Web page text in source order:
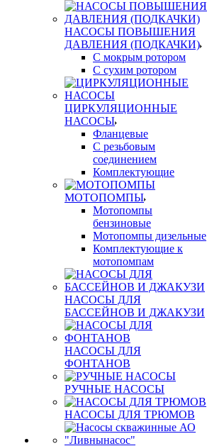
НАСОСЫ ПОВЫШЕНИЯ
ДАВЛЕНИЯ (ПОДКАЧКИ)
С мокрым ротором
С сухим ротором
ЦИРКУЛЯЦИОННЫЕ
НАСОСЫ
Фланцевые
С резьбовым
соединением
Комплектующие
МОТОПОМПЫ
Мотопомпы
бензиновые
Мотопомпы дизельные
Комплектующие к
мотопомпам
НАСОСЫ ДЛЯ
БАССЕЙНОВ И ДЖАКУЗИ
НАСОСЫ ДЛЯ
ФОНТАНОВ
РУЧНЫЕ НАСОСЫ
НАСОСЫ ДЛЯ ТРЮМОВ